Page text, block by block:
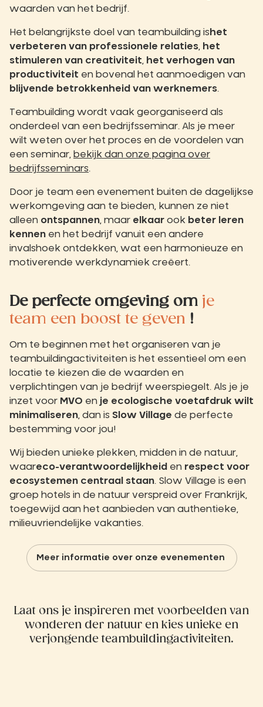
waarden van het bedrijf.
Het belangrijkste doel van teambuilding is het
verbeteren van professionele relaties
het
stimuleren van creativiteit
het verhogen van
productiviteit en bovenal het aanmoedigen van
blijvende betrokkenheid van werknemers.
Teambuilding wordt vaak georganiseerd als
onderdeel van een bedrijfsseminar. Als je meer
wilt weten over het proces en de voordelen van
een seminar, bekijk dan onze pagina over
bedrijfsseminars.
Door je team een evenement buiten de dagelijkse
werkomgeving aan te bieden, kunnen ze niet
alleen ontspannen , maar elkaar ook beter leren
kennen en het bedrijf vanuit een andere
invalshoek ontdekken, wat een harmonieuze en
motiverende werkdynamiek creëert.
De perfecte omgeving om je
team een boost te geven !
Om te beginnen met het organiseren van je
teambuildingactiviteiten is het essentieel om een
locatie te kiezen die de waarden en
verplichtingen van je bedrijf weerspiegelt. Als je je
inzet voor MVO en je ecologische voetafdruk wilt
minimaliseren , dan is Slow Village de perfecte
bestemming voor jou!
Wij bieden unieke plekken, midden in de natuur,
waareco-verantwoordelijkheid en respect voor
ecosystemen centraal staan. Slow Village is een
groep hotels in de natuur verspreid over Frankrijk,
toegewijd aan het aanbieden van authentieke,
milieuvriendelijke vakanties.
Meer informatie over onze evenementen
Laat ons je inspireren met voorbeelden van
wonderen der natuur en kies unieke en
verjongende teambuildingactiviteiten.